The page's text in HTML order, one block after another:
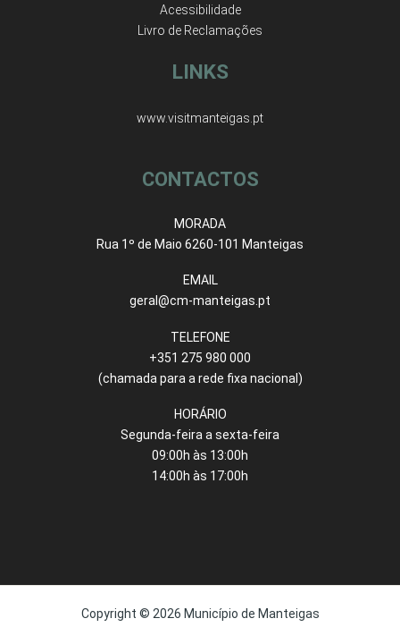
Acessibilidade
Livro de Reclamações
LINKS
www.visitmanteigas.pt
CONTACTOS
MORADA
Rua 1º de Maio 6260-101 Manteigas
EMAIL
geral@cm-manteigas.pt
TELEFONE
+351 275 980 000
(chamada para a rede fixa nacional)
HORÁRIO
Segunda-feira a sexta-feira
09:00h às 13:00h
14:00h às 17:00h
Copyright © 2026 Município de Manteigas